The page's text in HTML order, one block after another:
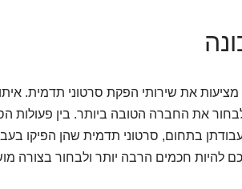
את שירותי הפקת סרטוני תדמית.
את החברה הטובה ביותר. בין פעולות
בתחום, סרטוני תדמית שהן הפיקו
להיות חכמים הרבה יותר ולבחור בצורה